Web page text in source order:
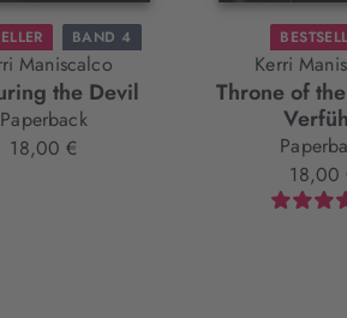
BAND 4
Maniscalco
the Devil
Paperback
18,00 €
Kerri
Throne of
18,00